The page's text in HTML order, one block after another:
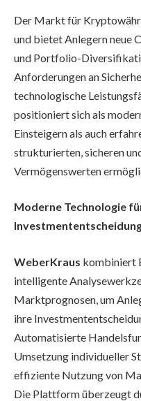
Der Markt für
und bietet Anlegern neue
und Portfolio-
Anforderungen an
technologische
positioniert sich als
Einsteigern als auch
strukturierten, sicheren
Vermögenswerten
Moderne Technologie
WeberKraus kombiniert
intelligente
Marktprognosen, um
ihre
Automatisierte
Umsetzung individueller
effiziente Nutzung von
Die Plattform überzeugt